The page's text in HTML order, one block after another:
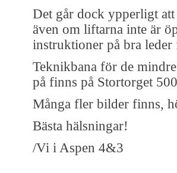
Det går dock ypperligt
även om liftarna inte är
instruktioner på bra leder
Teknikbana för de
på finns på Stortorget
Många fler bilder finns,
Bästa hälsningar!
/Vi i Aspen 4&3